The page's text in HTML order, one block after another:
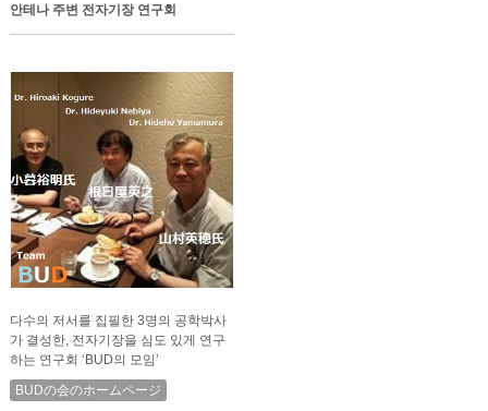
안테나 주변 전자기장 연구회
다수의 저서를 집필한 3명의 공학박사
가 결성한, 전자기장을 심도 있게 연구
하는 연구회 ‘BUD의 모임’
BUDの会のホームページ